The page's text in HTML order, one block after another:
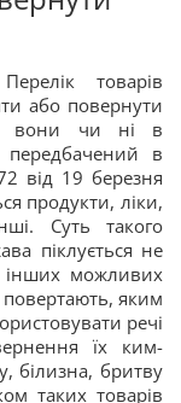
товарів
або повернути
вони чи ні в
передбачений в
від 19 березня
продукти, ліки,
Суть такого
піклується не
інших можливих
яким
речі
їх ким-
білизна, бритву
таких товарів